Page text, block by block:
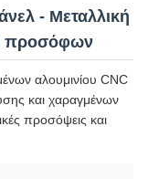
- Μεταλλική
προσόφων
αλουμινίου CNC
και χαραγμένων
προσόψεις και